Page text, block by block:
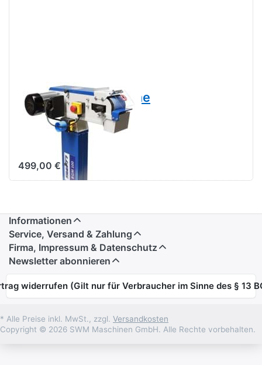
Bandschleifmaschine
Schleifmaschine
BGM 100
499,00 € *
Informationen
Service, Versand & Zahlung
Firma, Impressum & Datenschutz
Newsletter abonnieren
widerrufen (Gilt nur für Verbraucher im Sinne des § 13
* Alle Preise inkl. MwSt., zzgl. Versandkosten
Copyright © 2026 SWM Maschinen GmbH. Alle Rechte vorbehalten.